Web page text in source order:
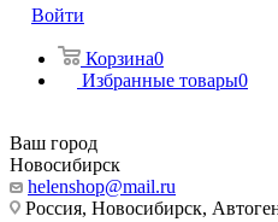
Войти
Корзина0
Избранные товары0
Ваш город
Новосибирск
helenshop@mail.ru
Россия, Новосибирск,